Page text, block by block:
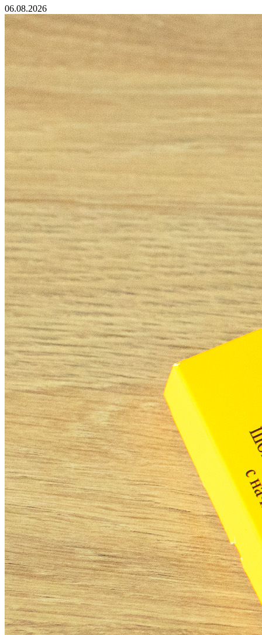
06.08.2026